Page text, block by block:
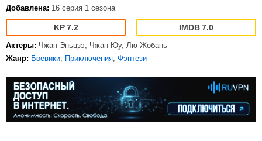
Добавлена: 16 серия 1 сезона
7.2 7.0
Актеры: Чжан Эньцзэ, Чжан Юу, Лю Жобань
Жанр: Боевики, Приключения, Фэнтези